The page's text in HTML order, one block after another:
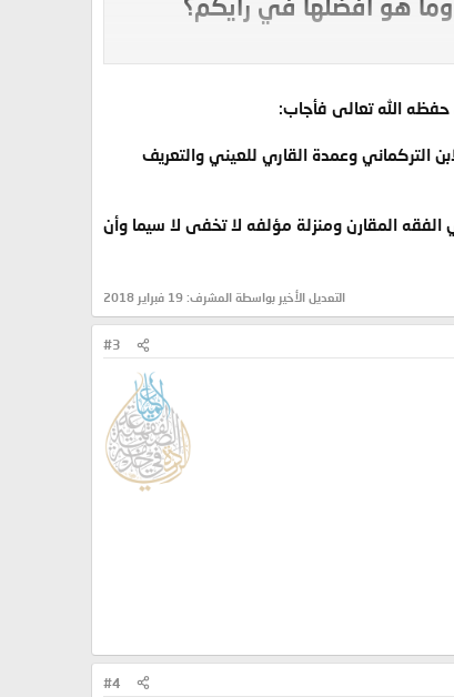
هو أفضلها في رأيكم؟
الله تعالى فأجاب:
وعمدة القاري للعيني والتعريف
المقارن ومنزلة مؤلفه لا تخفى لا سيما وأن
التعديل الأخير بواسطة المشرف: 19 فبراير 2018
#3
#4